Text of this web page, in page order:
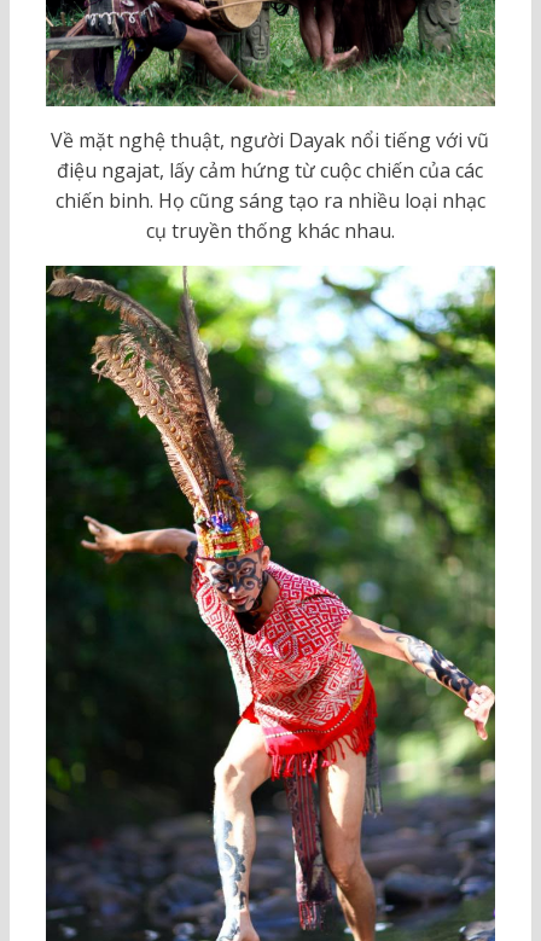
Về mặt nghệ thuật, người Dayak nổi tiếng với vũ
điệu ngajat, lấy cảm hứng từ cuộc chiến của các
chiến binh. Họ cũng sáng tạo ra nhiều loại nhạc
cụ truyền thống khác nhau.